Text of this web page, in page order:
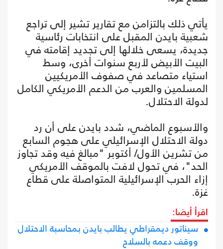
يأتي ذلك بالتزامن مع تقارير تشير إلى تراجع
شعبية بايدن المقبل على انتخابات رئاسية
جديدة، يسعى خلالها إلى تجديد إقامته في
البيت الأبيض لأربع سنوات أخرى، وسط
استياء متصاعد في صفوف الأمريكيين
المسلمين والعرب من الدعم الأمريكي الكامل
لدولة الاحتلال.
والأسبوع الماضي، شدد بايدن على أن رد
دولة الاحتلال الإسرائيلي على هجوم السابع
من تشرين الأول/ أكتوبر "مبالغ فيه وقد تجاوز
الحد"، في تحول لافت بالموقف الأمريكي
إزاء الحرب الإسرائيلية المتواصلة على قطاع
غزة.
اقرأ أيضا:
سيناتور ديمقراطي يطالب بايدن بمحاسبة الاحتلال
ووقف دعمه بالسلاح